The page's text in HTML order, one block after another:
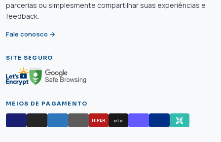
parcerias ou simplesmente compartilhar suas experiências e
feedback.
Fale conosco →
SITE SEGURO
MEIOS DE PAGAMENTO
HIPER elo